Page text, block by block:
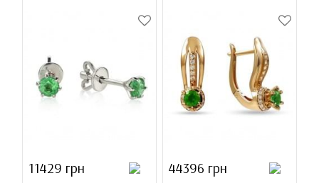
11429 грн 44396 грн